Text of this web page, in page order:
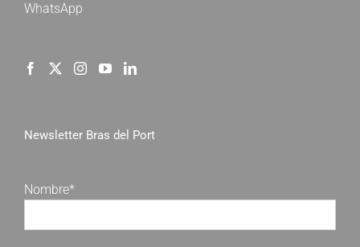
WhatsApp
Newsletter Bras del Port
Nombre*